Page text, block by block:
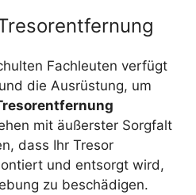
Fachleuten verfügt
die Ausrüstung, um
mit äußerster Sorgfalt
dass Ihr Tresor
und entsorgt wird,
zu beschädigen.